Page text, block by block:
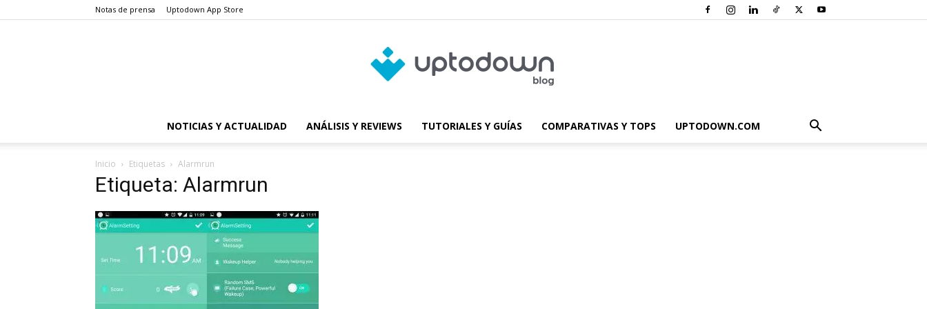
Notas de prensa Uptodown App Store
NOTICIAS Y ACTUALIDAD ANÁLISIS Y REVIEWS TUTORIALES Y GUÍAS COMPARATIVAS Y TOPS UPTODOWN.COM
Inicio Etiquetas Alarmrun
Etiqueta: Alarmrun